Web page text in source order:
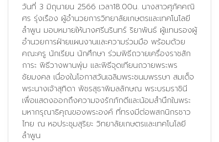
วันที่ 3 มิถุนายน 2566 เวลา18.00น. นางสาวศุภัคคณิ
ศร รุ่งเรือง ผู้อำนวยการวิทยาลัยเกษตรและเทคโนโลยี
ลำพูน มอบหมายให้นางศรีนรินทร์ ริยาพันธ์ ผู้แทนรองผู้
อำนวยการฝ่ายแผนงานและความร่วมมือ พร้อมด้วย
คณะครู นักเรียน นักศึกษา ร่วมพิธีถวายเครื่องราชสัก
การะ พิธีวางพานพุ่ม และพิธีจุดเทียนถวายพระพร
ชัยมงคล เนื่องในโอกาสวันเฉลิมพระชนมพรรษา สมเด็จ
พระนางเจ้าสุทิดา พัชรสุธาพิมลลักษณ พระบรมราชินี
เพื่อแสดงออกถึงความจงรักภักดีและน้อมสำนึกในพระ
มหากรุณาธิคุณของพระองค์ ที่ทรงมีต่อพสกนิกรชาว
ไทย ณ หอประชุมสุริยะ วิทยาลัยเกษตรและเทคโนโลยี
ลำพูน